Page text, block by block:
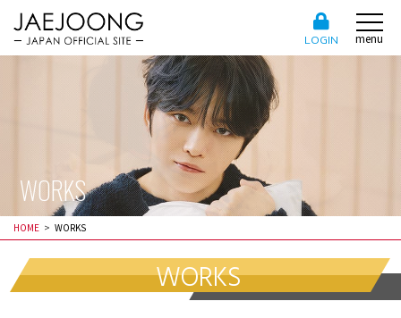
LOGIN menu
WORKS
HOME WORKS
WORKS